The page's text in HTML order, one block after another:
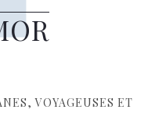
VOYAGEUSES ET